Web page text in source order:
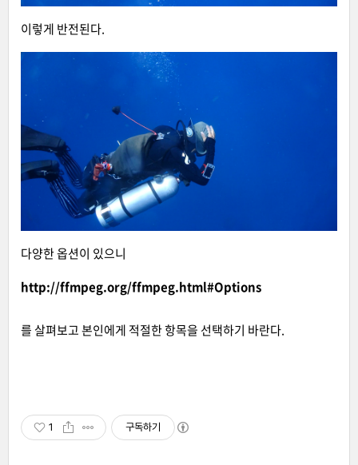
이렇게 반전된다.
다양한 옵션이 있으니
http://ffmpeg.org/ffmpeg.html#Options
를 살펴보고 본인에게 적절한 항목을 선택하기 바란다.
1 구독하기